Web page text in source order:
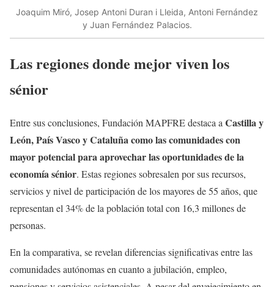
Joaquim Miró, Josep Antoni Duran i Lleida, Antoni Fernández
y Juan Fernández Palacios.
Las regiones donde mejor viven los
sénior
Entre sus conclusiones, Fundación MAPFRE destaca a Castilla y
León, País Vasco y Cataluña como las comunidades con
mayor potencial para aprovechar las oportunidades de la
economía sénior. Estas regiones sobresalen por sus recursos,
servicios y nivel de participación de los mayores de 55 años, que
representan el 34% de la población total con 16,3 millones de
personas.
En la comparativa, se revelan diferencias significativas entre las
comunidades autónomas en cuanto a jubilación, empleo,